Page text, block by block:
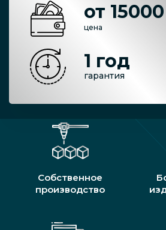
от
цена
1 год
гарантия
Собственное
производство